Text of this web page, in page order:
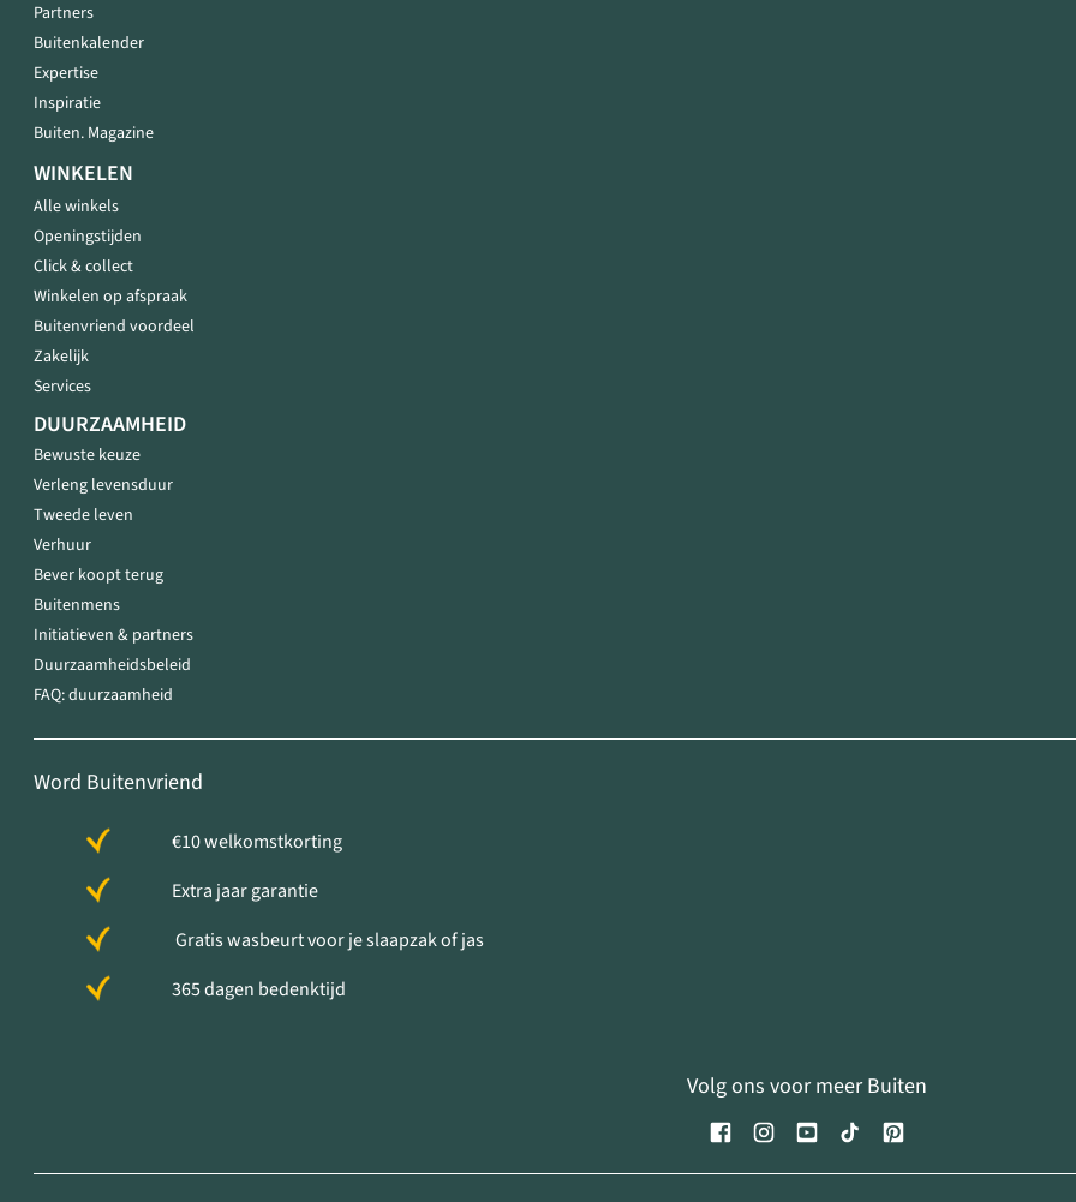
Partners
Buitenkalender
Expertise
Inspiratie
Buiten. Magazine
WINKELEN
Alle winkels
Openingstijden
Click & collect
Winkelen op afspraak
Buitenvriend voordeel
Zakelijk
Services
DUURZAAMHEID
Bewuste keuze
Verleng levensduur
Tweede leven
Verhuur
Bever koopt terug
Buitenmens
Initiatieven & partners
Duurzaamheidsbeleid
FAQ: duurzaamheid
Word Buitenvriend
€10 welkomstkorting
Extra jaar garantie
Gratis wasbeurt voor je slaapzak of jas
365 dagen bedenktijd
Volg ons voor meer Buiten